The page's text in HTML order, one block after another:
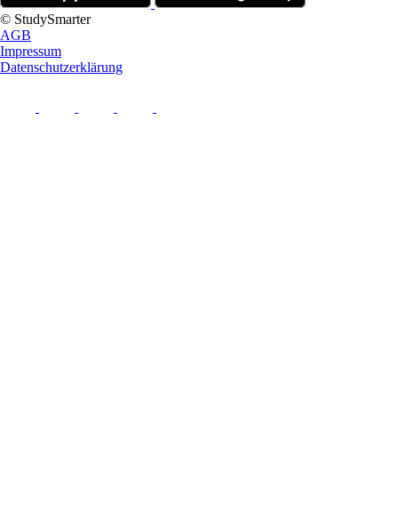
© StudySmarter
AGB
Impressum
Datenschutzerklärung